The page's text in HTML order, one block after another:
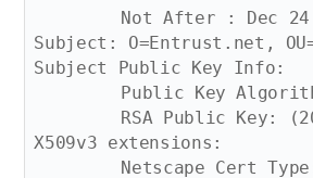
Subject: O=Entrust.net,
Subject Public Key Info:
X509v3 extensions: